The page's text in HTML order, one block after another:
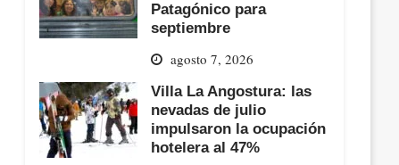
Patagónico para
septiembre
agosto 7, 2026
Villa La Angostura: las
nevadas de julio
impulsaron la ocupación
hotelera al 47%